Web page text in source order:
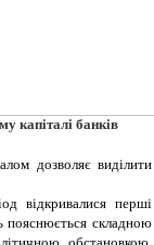
капіталі банків
дозволяє виділити
відкривалися перші
пояснюється складною